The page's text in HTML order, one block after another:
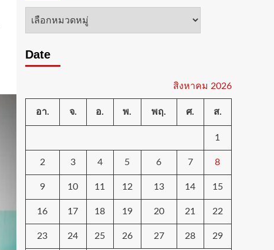
หมวด
Date
สิงหาคม 2026
อา. จ. อ. พ. พฤ. ศ. ส.
1
2 3 4 5 6 7 8
9 10 11 12 13 14 15
16 17 18 19 20 21 22
23 24 25 26 27 28 29